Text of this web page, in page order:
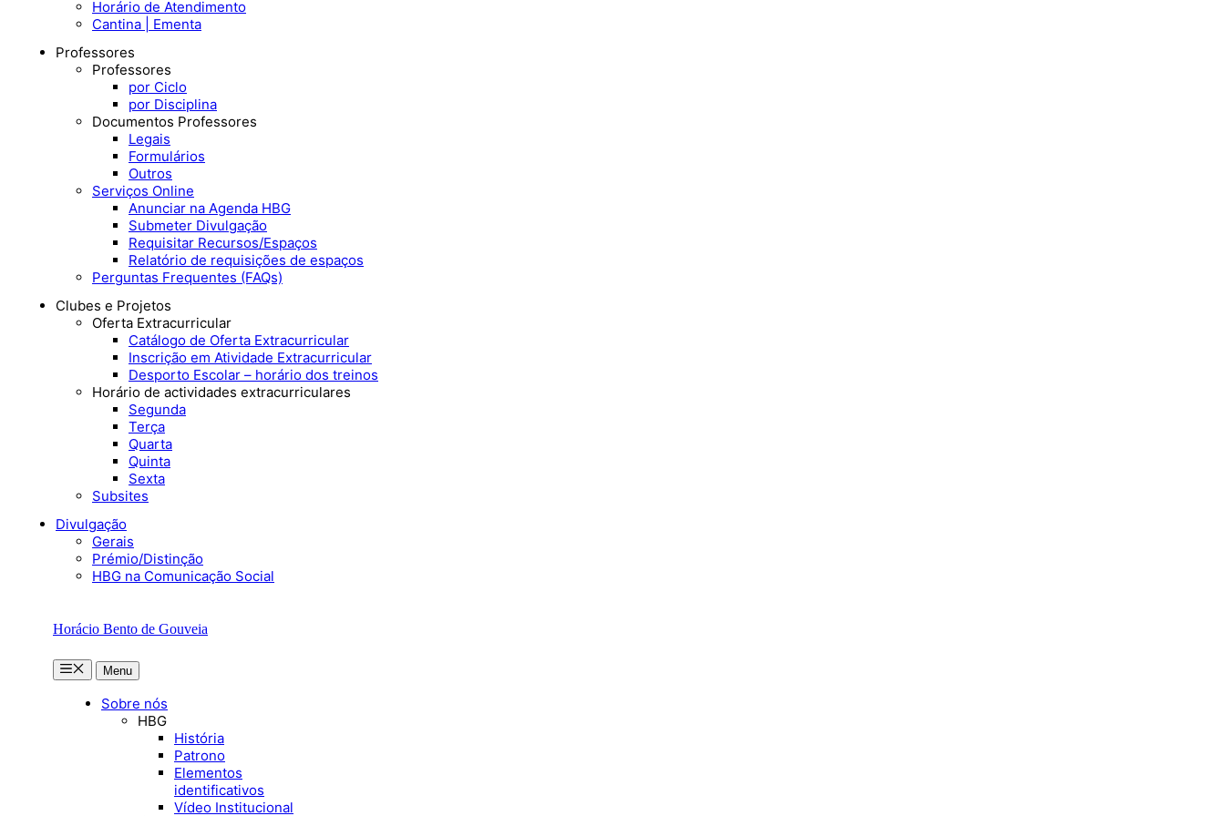
Horário de Atendimento
Cantina | Ementa
Professores
Professores
por Ciclo
por Disciplina
Documentos Professores
Legais
Formulários
Outros
Serviços Online
Anunciar na Agenda HBG
Submeter Divulgação
Requisitar Recursos/Espaços
Relatório de requisições de espaços
Perguntas Frequentes (FAQs)
Clubes e Projetos
Oferta Extracurricular
Catálogo de Oferta Extracurricular
Inscrição em Atividade Extracurricular
Desporto Escolar – horário dos treinos
Horário de actividades extracurriculares
Segunda
Terça
Quarta
Quinta
Sexta
Subsites
Divulgação
Gerais
Prémio/Distinção
HBG na Comunicação Social
Horácio Bento de Gouveia
MenuMenu
Sobre nós
HBG
História
Patrono
Elementos
identificativos
Vídeo Institucional